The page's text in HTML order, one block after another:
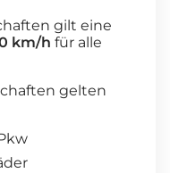
gilt eine
km/h für alle
gelten